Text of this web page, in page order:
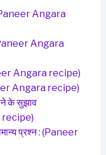
(Paneer Angara
(Paneer Angara
Angara recipe)
Angara recipe)
के सुझाव
recipe)
प्रश्न : (Paneer